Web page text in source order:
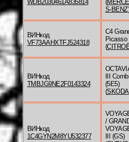
WDB2030461A835814
(
S-BENZ)
ВИНкод
VF73AAHXTFJ524318
C4
Picasso II
(
ВИНкод
TMBJG9NE2F0143324
III Combi
(5E5)
(SKODA
ВИНкод
1C4GYN2M8YU532377
/
III (GS)